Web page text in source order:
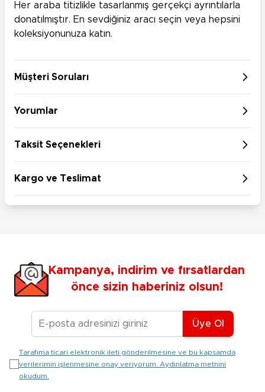
Her araba titizlikle tasarlanmış gerçekçi ayrıntılarla
donatılmıştır. En sevdiğiniz aracı seçin veya hepsini
koleksiyonunuza katın.
Müşteri Soruları
Yorumlar
Taksit Seçenekleri
Kargo ve Teslimat
Kampanya, indirim ve fırsatlardan
önce sizin haberiniz olsun!
E-posta Adresiniz
Üye Ol
Tarafıma ticari elektronik ileti gönderilmesine ve bu kapsamda
verilerimin işlenmesine onay veriyorum. Aydınlatma metnini
okudum.